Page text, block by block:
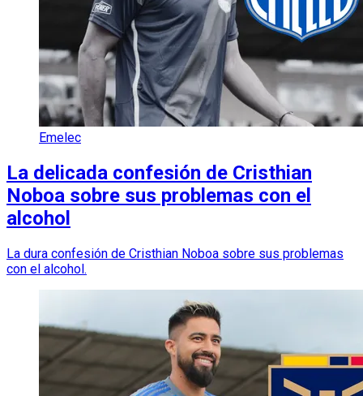
Emelec
La delicada confesión de Cristhian
Noboa sobre sus problemas con el
alcohol
La dura confesión de Cristhian Noboa sobre sus problemas
con el alcohol.